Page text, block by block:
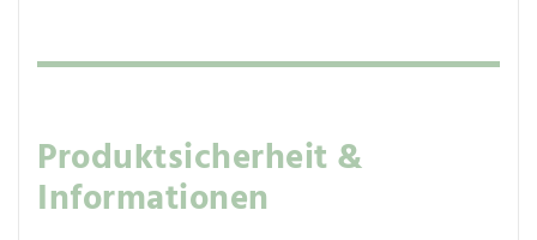
Produktsicherheit &
Informationen